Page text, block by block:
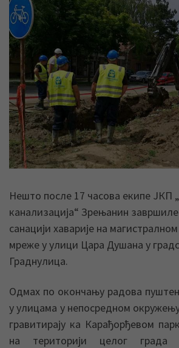
Нешто после 17 часова екипе ЈКП
канализација“ Зрењанин
санацији хаварије на
мреже у улици Цара Душана у
Граднулица.
Одмах по окончању радова
у улицама у непосредном
гравитирају ка Карађорђевом
на територији целог града